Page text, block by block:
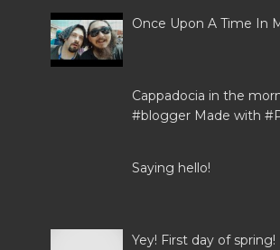
Once Upon A Time In
Cappadocia in the
#blogger Made with
Saying hello!
Yey! First day of spring!